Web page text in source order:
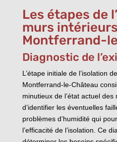
Les étapes de
murs
Montferrand-
Diagnostic de
L’étape initiale de l’isolation
Montferrand-le-Château
minutieux de l’état actuel
d’identifier les éventuelles
problèmes d’humidité qui
l’efficacité de l’isolation. Ce